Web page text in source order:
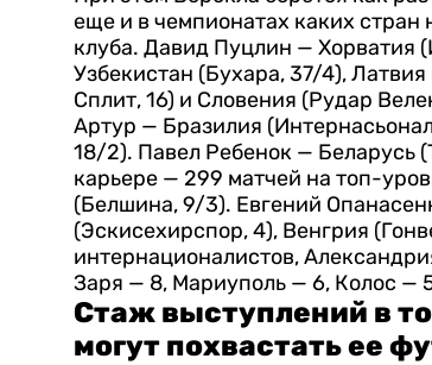
еще и в чемпионатах каких стран
клуба. Давид Пуцлин — Хорватия
Узбекистан (Бухара, 37/4),
Сплит, 16) и Словения (Рудар
Артур — Бразилия
18/2). Павел Ребенок — Беларусь
карьере — 299 матчей на топ-
(Белшина, 9/3). Евгений
(Эскисехирспор, 4), Венгрия
интернационалистов,
Заря — 8, Мариуполь — 6, Колос —
Стаж выступлений в
могут похвастать ее